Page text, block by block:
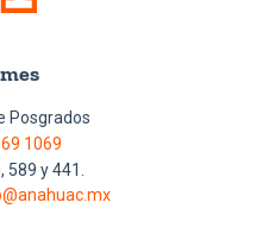
Posgrados
1069
589 y 441.